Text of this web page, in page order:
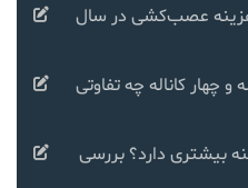
عصب‌کشی در سال
چهار کاناله چه تفاوتی
بیشتری دارد؟ بررسی